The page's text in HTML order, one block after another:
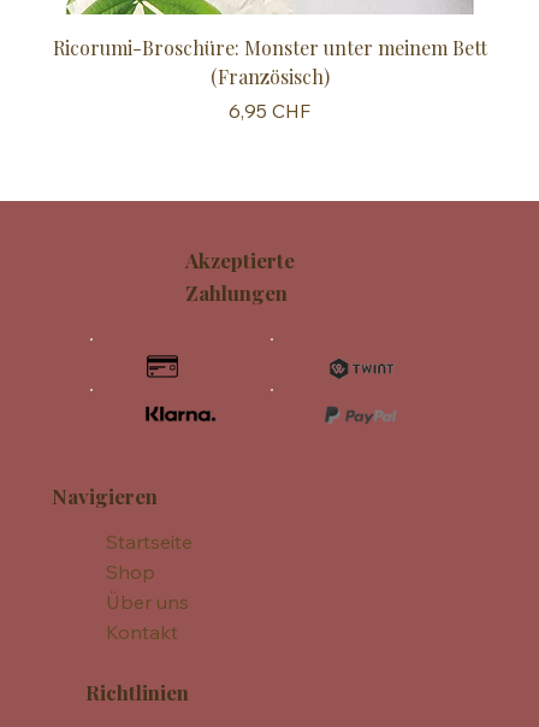
Ricorumi-Broschüre: Monster unter meinem Bett
(Französisch)
Preis
6,95 CHF
Navigieren
Startseite
Shop
Über uns
Kontakt
Richtlinien
Akzeptierte
Zahlungen